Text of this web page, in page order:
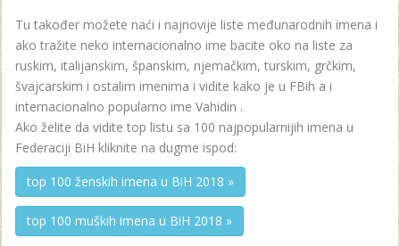
Tu također možete naći i najnovije liste međunarodnih imena i
ako tražite neko internacionalno ime bacite oko na liste za
ruskim, italijanskim, španskim, njemačkim, turskim, grčkim,
švajcarskim i ostalim imenima i vidite kako je u FBih a i
internacionalno popularno ime Vahidin .
Ako želite da vidite top listu sa 100 najpopularnijih imena u
Federaciji BiH kliknite na dugme ispod:
top 100 ženskih imena u BiH 2018 »
top 100 muških imena u BiH 2018 »